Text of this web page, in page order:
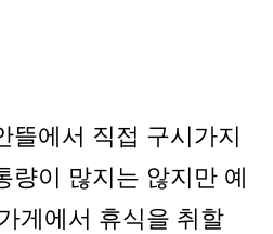
뜰에서 직접 구시가지
량이 많지는 않지만 예
게에서 휴식을 취할